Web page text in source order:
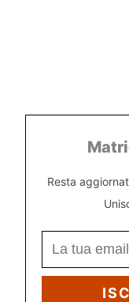
Resta